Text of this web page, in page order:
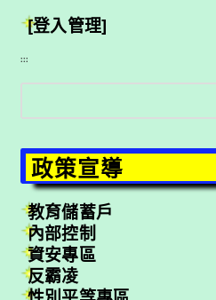
[登入管理]
:::
尋
政策宣導
教育儲蓄戶
內部控制
資安專區
反霸凌